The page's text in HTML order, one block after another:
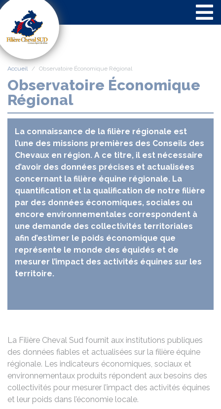
Accueil Observatoire Économique Régional
Observatoire Économique
Régional
La connaissance de la filière régionale est
l’une des missions premières des Conseils des
Chevaux en région. A ce titre, il est nécessaire
d’avoir des données précises et actualisées
concernant la filière équine régionale. La
quantification et la qualification de notre filière
par des données économiques, sociales ou
encore environnementales correspondent à
une demande des collectivités territoriales
afin d’estimer le poids économique que
représente le monde des équidés et de
mesurer l’impact des activités équines sur les
territoire.
La Filière Cheval Sud fournit aux institutions publiques
des données fiables et actualisées sur la filière équine
régionale. Les indicateurs économiques, sociaux et
environnementaux produits répondent aux besoins des
collectivités pour mesurer l’impact des activités équines
et leur poids dans l’économie locale.
Panneau de gestion des cookies